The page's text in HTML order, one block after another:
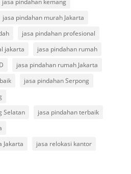
jasa pindahan murah Jakarta
jasa pindahan profesional
jakarta
jasa pindahan rumah
jasa pindahan rumah Jakarta
jasa pindahan Serpong
Selatan
jasa pindahan terbaik
Jakarta
jasa relokasi kantor